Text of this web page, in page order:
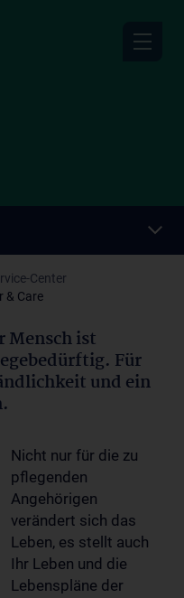
Center
& Care
Mensch ist
Für
und ein
Nicht nur für die zu
pflegenden
Angehörigen
verändert sich das
Leben, es stellt auch
Ihr Leben und die
Lebenspläne der